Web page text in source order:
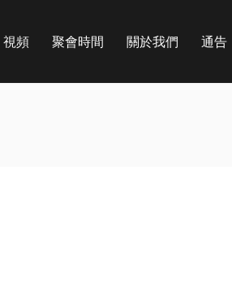
視頻 聚會時間 關於我們 通告